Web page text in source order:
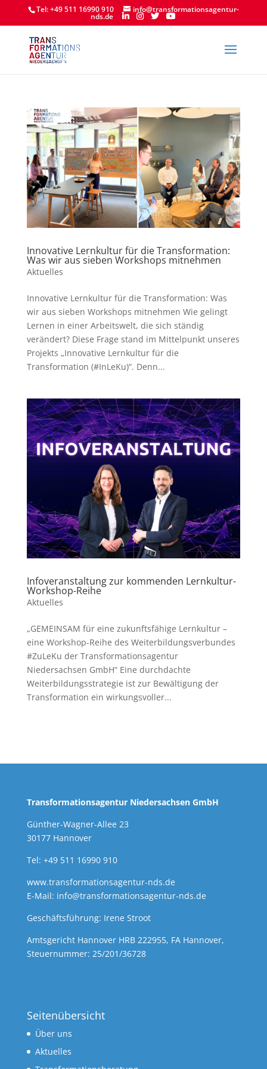
Tel: +49 511 16990 910 info@transformationsagentur-
nds.de
Innovative Lernkultur für die Transformation:
Was wir aus sieben Workshops mitnehmen
Aktuelles
Innovative Lernkultur für die Transformation: Was
wir aus sieben Workshops mitnehmen Wie gelingt
Lernen in einer Arbeitswelt, die sich ständig
verändert? Diese Frage stand im Mittelpunkt unseres
Projekts „Innovative Lernkultur für die
Transformation (#InLeKu)“. Denn...
Infoveranstaltung zur kommenden Lernkultur-
Workshop-Reihe
Aktuelles
„GEMEINSAM für eine zukunftsfähige Lernkultur –
eine Workshop-Reihe des Weiterbildungsverbundes
#ZuLeKu der Transformationsagentur
Niedersachsen GmbH“ Eine durchdachte
Weiterbildungsstrategie ist zur Bewältigung der
Transformation ein wirkungsvoller...
Transformationsagentur Niedersachsen GmbH
Günther-Wagner-Allee 23
30177 Hannover
Tel: +49 511 16990 910
www.transformationsagentur-nds.de
E-Mail: info@transformationsagentur-nds.de
Geschäftsführung: Irene Stroot
Amtsgericht Hannover HRB 222955, FA Hannover,
Steuernummer: 25/201/36728
Seitenübersicht
Über uns
Aktuelles